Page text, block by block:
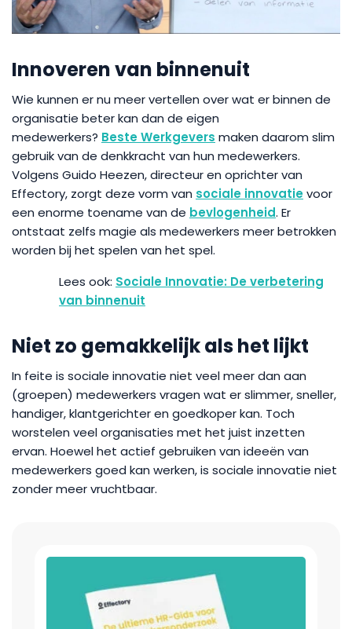
Innoveren van binnenuit
Wie kunnen er nu meer vertellen over wat er binnen de
organisatie beter kan dan de eigen
medewerkers? Beste Werkgevers maken daarom slim
gebruik van de denkkracht van hun medewerkers.
Volgens Guido Heezen, directeur en oprichter van
Effectory, zorgt deze vorm van sociale innovatievoor
een enorme toename van de bevlogenheid. Er
ontstaat zelfs magie als medewerkers meer betrokken
worden bij het spelen van het spel.
Sociale Innovatie: De verbetering
van binnenuit
Niet zo gemakkelijk als het lijkt
In feite is sociale innovatie niet veel meer dan aan
(groepen) medewerkers vragen wat er slimmer, sneller,
handiger, klantgerichter en goedkoper kan. Toch
worstelen veel organisaties met het juist inzetten
ervan. Hoewel het actief gebruiken van ideeën van
medewerkers goed kan werken, is sociale innovatie niet
zonder meer vruchtbaar.